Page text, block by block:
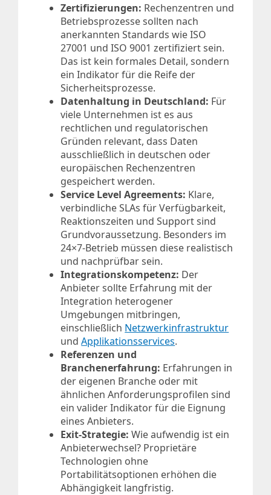
Zertifizierungen: Rechenzentren und
Betriebsprozesse sollten nach
anerkannten Standards wie ISO
27001 und ISO 9001 zertifiziert sein.
Das ist kein formales Detail, sondern
ein Indikator für die Reife der
Sicherheitsprozesse.
Datenhaltung in Deutschland: Für
viele Unternehmen ist es aus
rechtlichen und regulatorischen
Gründen relevant, dass Daten
ausschließlich in deutschen oder
europäischen Rechenzentren
gespeichert werden.
Service Level Agreements: Klare,
verbindliche SLAs für Verfügbarkeit,
Reaktionszeiten und Support sind
Grundvoraussetzung. Besonders im
24×7-Betrieb müssen diese realistisch
und nachprüfbar sein.
Integrationskompetenz: Der
Anbieter sollte Erfahrung mit der
Integration heterogener
Umgebungen mitbringen,
einschließlich Netzwerkinfrastruktur
undApplikationsservices.
Referenzen und
Branchenerfahrung: Erfahrungen in
der eigenen Branche oder mit
ähnlichen Anforderungsprofilen sind
ein valider Indikator für die Eignung
eines Anbieters.
Exit-Strategie: Wie aufwendig ist ein
Anbieterwechsel? Proprietäre
Technologien ohne
Portabilitätsoptionen erhöhen die
Abhängigkeit langfristig.